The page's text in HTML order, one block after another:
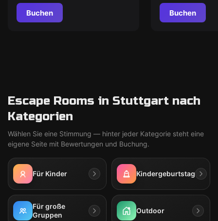
Buchen Buchen
Escape Rooms in Stuttgart nach
Kategorien
Wählen Sie eine Stimmung — hinter jeder Kategorie steht eine
eigene Seite mit Bewertungen und Buchung.
Für Kinder Kindergeburtstag
Für große
Gruppen
Outdoor